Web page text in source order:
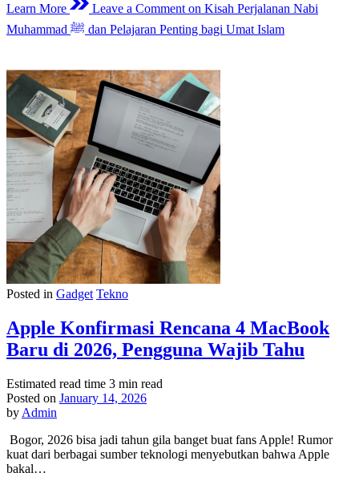
Learn More Leave a Comment on Kisah Perjalanan Nabi
Muhammad ﷺ dan Pelajaran Penting bagi Umat Islam
Posted in Gadget Tekno
Apple Konfirmasi Rencana 4 MacBook
Baru di 2026, Pengguna Wajib Tahu
Estimated read time 3 min read
Posted on January 14, 2026
by Admin
Bogor, 2026 bisa jadi tahun gila banget buat fans Apple! Rumor
kuat dari berbagai sumber teknologi menyebutkan bahwa Apple
bakal…